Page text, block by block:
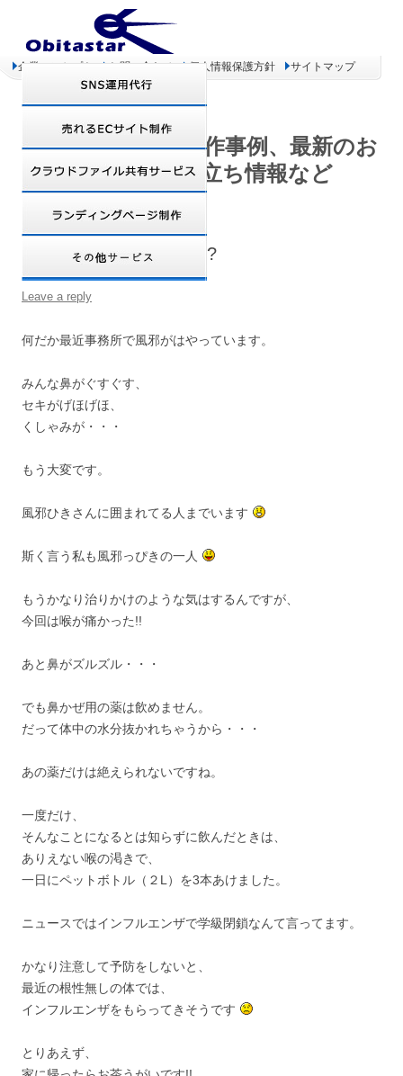
企業コンセプト お問い合わせ 個人情報保護方針 サイトマップ
オビタスター 制作事例、最新のお
得情報、お役立ち情報など
インフルエンザ注意報!?
Leave a reply
何だか最近事務所で風邪がはやっています。
みんな鼻がぐすぐす、
セキがげほげほ、
くしゃみが・・・
もう大変です。
風邪ひきさんに囲まれてる人までいます
斯く言う私も風邪っぴきの一人
もうかなり治りかけのような気はするんですが、
今回は喉が痛かった!!
あと鼻がズルズル・・・
でも鼻かぜ用の薬は飲めません。
だって体中の水分抜かれちゃうから・・・
あの薬だけは絶えられないですね。
一度だけ、
そんなことになるとは知らずに飲んだときは、
ありえない喉の渇きで、
一日にペットボトル（２L）を3本あけました。
ニュースではインフルエンザで学級閉鎖なんて言ってます。
かなり注意して予防をしないと、
最近の根性無しの体では、
インフルエンザをもらってきそうです
とりあえず、